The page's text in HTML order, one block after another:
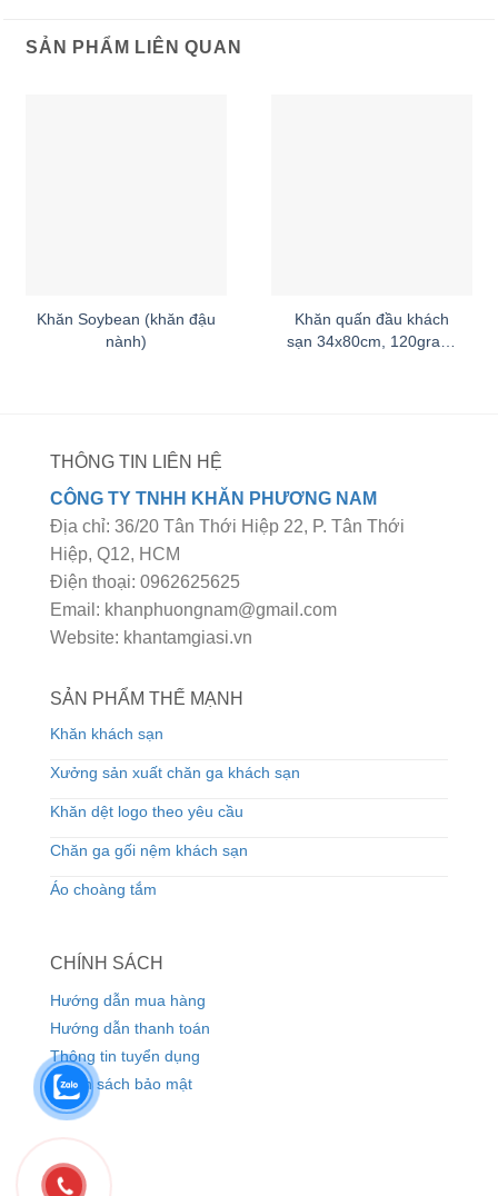
SẢN PHẨM LIÊN QUAN
Khăn Soybean (khăn đậu
nành)
Khăn quấn đầu khách
sạn 34x80cm, 120gram/
THÔNG TIN LIÊN HỆ
CÔNG TY TNHH KHĂN PHƯƠNG NAM
Địa chỉ: 36/20 Tân Thới Hiệp 22, P. Tân Thới
Hiệp, Q12, HCM
Điện thoại: 0962625625
Email: khanphuongnam@gmail.com
Website: khantamgiasi.vn
SẢN PHẨM THẾ MẠNH
Khăn khách sạn
Xưởng sản xuất chăn ga khách sạn
Khăn dệt logo theo yêu cầu
Chăn ga gối nệm khách sạn
Áo choàng tắm
CHÍNH SÁCH
Hướng dẫn mua hàng
Hướng dẫn thanh toán
Thông tin tuyển dụng
Chính sách bảo mật